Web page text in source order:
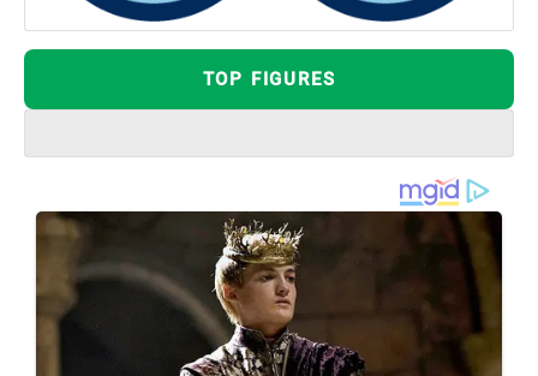
TOP FIGURES